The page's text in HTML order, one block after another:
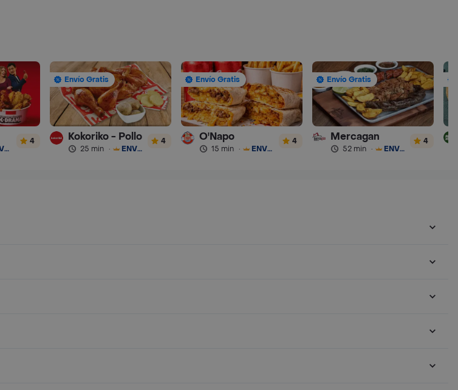
ENVÍO GRATIS
4
Envío Gratis
Kokoriko - Pollo
25 min · ENVÍO GRATIS
4
Envío Gratis
O'Napo
15 min · ENVÍO GRATIS
4
Envío Gratis
Mercagan
52 min · ENVÍO GRATIS
4